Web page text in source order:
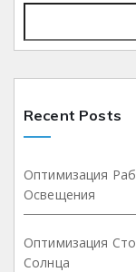
Recent Posts
Оптимизация
Освещения
Оптимизация
Солнца